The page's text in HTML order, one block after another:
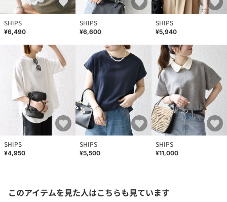
SHIPS
¥6,490
SHIPS
¥6,600
SHIPS
¥5,940
SHIPS
¥4,950
SHIPS
¥5,500
SHIPS
¥11,000